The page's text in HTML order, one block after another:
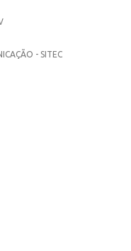
- SITEC